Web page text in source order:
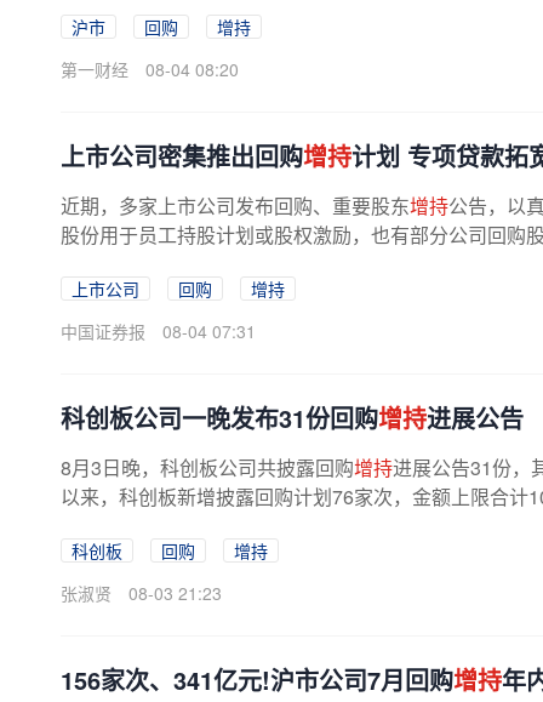
沪市 回购
增持
第一财经
08-04 08:20
上市公司密集推出回购增持计划 专项贷款拓
近期，多家上市公司发布回购、重要股东增持公告，以
股份用于员工持股计划或股权激励，也有部分公司回购
上市公司 回购
增持
中国证券报
08-04 07:31
科创板公司一晚发布31份回购增持进展公告
8月3日晚，科创板公司共披露回购增持进展公告31份，
以来，科创板新增披露回购计划76家次，金额上限合计
科创板 回购
增持
张淑贤
08-03 21:23
156家次、341亿元!沪市公司7月回购增持年